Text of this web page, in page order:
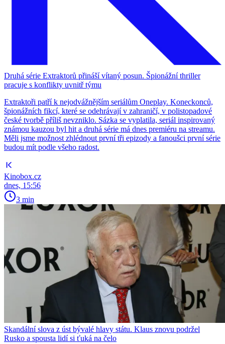
Druhá série Extraktorů přináší vítaný posun. Špionážní thriller
pracuje s konflikty uvnitř týmu
Extraktoři patří k nejodvážnějším seriálům Oneplay. Koneckonců,
špionážních fikcí, které se odehrávají v zahraničí, v polistopadové
české tvorbě příliš nevzniklo. Sázka se vyplatila, seriál inspirovaný
známou kauzou byl hit a druhá série má dnes premiéru na streamu.
Měli jsme možnost zhlédnout první tři epizody a fanoušci první série
budou mít podle všeho radost.
Kinobox.cz
dnes, 15:56
3 min
Skandální slova z úst bývalé hlavy státu. Klaus znovu podržel
Rusko a spousta lidí si ťuká na čelo